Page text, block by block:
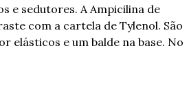
e sedutores. A Ampicilina de
com a cartela de Tylenol. São
elásticos e um balde na base. No